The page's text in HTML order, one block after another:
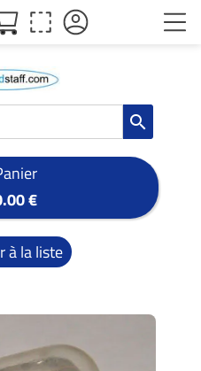
search
€
à la liste